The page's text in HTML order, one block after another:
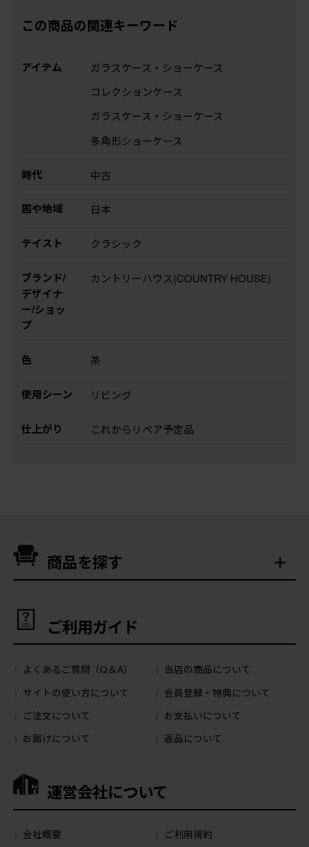
この商品の関連キーワード
アイテム
ガラスケース・ショーケース
コレクションケース
ガラスケース・ショーケース
多角形ショーケース
時代 中古
国や地域 日本
テイスト クラシック
ブランド/
デザイナ
ー/ショッ
プ
カントリーハウス(COUNTRY HOUSE)
色 茶
使用シーン リビング
仕上がり これからリペア予定品
商品を探す
ご利用ガイド
よくあるご質問（Q＆A）
当店の商品について
サイトの使い方について
会員登録・特典について
ご注文について
お支払いについて
お届けについて
返品について
運営会社について
会社概要
ご利用規約